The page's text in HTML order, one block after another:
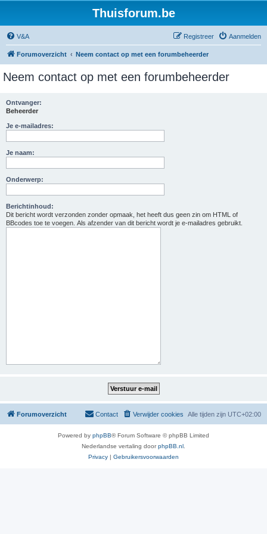
Thuisforum.be
V&A Aanmelden
Registreer
Forumoverzicht Neem contact op met een forumbeheerder
Neem contact op met een forumbeheerder
Ontvanger:
Beheerder
Je e-mailadres:
Je naam:
Onderwerp:
Berichtinhoud:
Dit bericht wordt verzonden zonder opmaak, het heeft dus geen zin om HTML of
BBcodes toe te voegen. Als afzender van dit bericht wordt je e-mailadres gebruikt.
Forumoverzicht Alle tijden zijn UTC+02:00
Verwijder cookies
Contact
Powered by phpBB® Forum Software © phpBB Limited
Nederlandse vertaling doorphpBB.nl
Privacy | Gebruikersvoorwaarden